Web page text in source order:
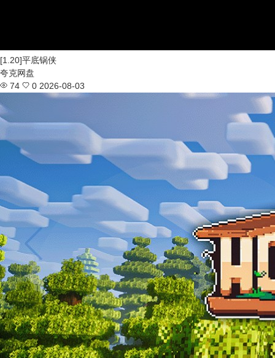
[1.20]平底锅侠
夸克网盘
74
0 2026-08-03